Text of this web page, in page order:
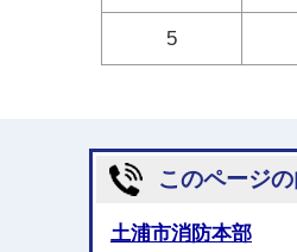
5
このページ
土浦市消防本部